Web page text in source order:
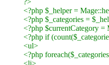
<?php $_helper =
<?php $_categories =
<?php $currentCategory =
<?php if
<ul>
<?php
<li>